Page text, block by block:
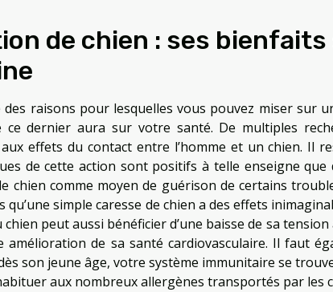
de chien : ses
raisons pour lesquelles vous pouvez miser sur
ce dernier aura sur votre santé. De multiples
effets du contact entre l’homme et un chien. Il
de cette action sont positifs à telle enseigne
chien comme moyen de guérison de certains
qu’une simple caresse de chien a des effets
chien peut aussi bénéficier d’une baisse de sa
amélioration de sa santé cardiovasculaire. Il faut
son jeune âge, votre système immunitaire se
aux nombreux allergènes transportés par les